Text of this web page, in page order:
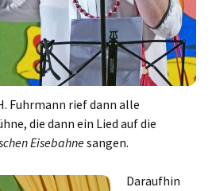
Fuhrmann rief dann alle
die dann ein Lied auf die
Eisebahnesangen.
Daraufhin